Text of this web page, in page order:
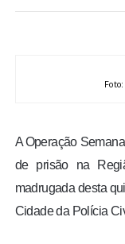
ENQUETE
TV LPB
A Operação
de prisão na
madrugada desta
Cidade da Polícia